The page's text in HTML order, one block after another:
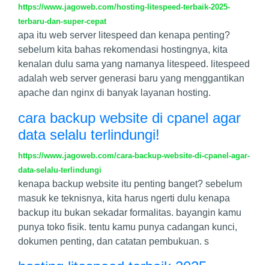
https://www.jagoweb.com/hosting-litespeed-terbaik-2025-
terbaru-dan-super-cepat
apa itu web server litespeed dan kenapa penting?
sebelum kita bahas rekomendasi hostingnya, kita
kenalan dulu sama yang namanya litespeed. litespeed
adalah web server generasi baru yang menggantikan
apache dan nginx di banyak layanan hosting.
cara backup website di cpanel agar
data selalu terlindungi!
https://www.jagoweb.com/cara-backup-website-di-cpanel-agar-
data-selalu-terlindungi
kenapa backup website itu penting banget? sebelum
masuk ke teknisnya, kita harus ngerti dulu kenapa
backup itu bukan sekadar formalitas. bayangin kamu
punya toko fisik. tentu kamu punya cadangan kunci,
dokumen penting, dan catatan pembukuan. s